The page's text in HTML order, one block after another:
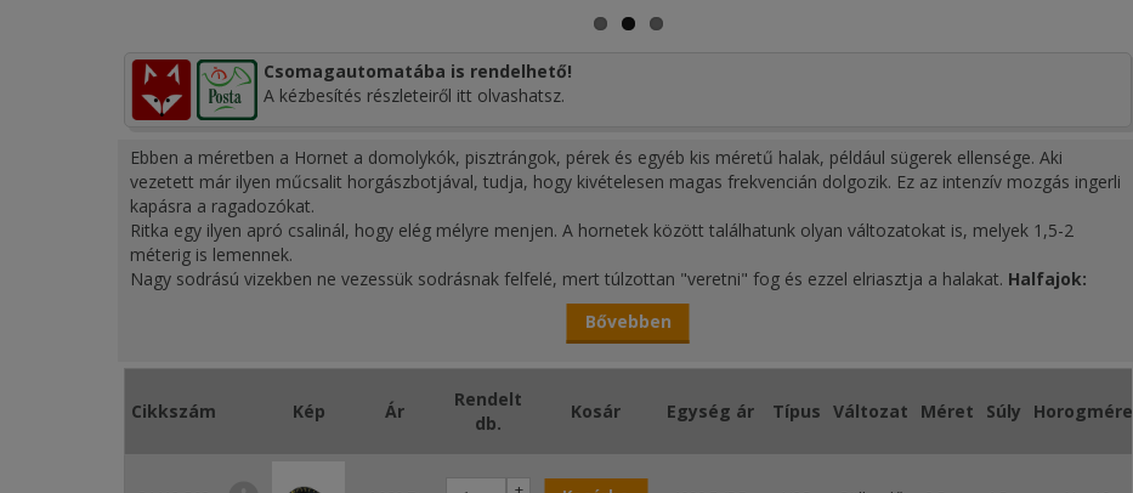
Csomagautomatába is rendelhető!
A kézbesítés részleteiről itt olvashatsz.
Ebben a méretben a Hornet a domolykók, pisztrángok, pérek és egyéb kis méretű halak, például sügerek ellensége. Aki
vezetett már ilyen műcsalit horgászbotjával, tudja, hogy kivételesen magas frekvencián dolgozik. Ez az intenzív mozgás ingerli
kapásra a ragadozókat.
Ritka egy ilyen apró csalinál, hogy elég mélyre menjen. A hornetek között találhatunk olyan változatokat is, melyek 1,5-2
méterig is lemennek.
Nagy sodrású vizekben ne vezessük sodrásnak felfelé, mert túlzottan "veretni" fog és ezzel elriasztja a halakat. Halfajok:
Speciális helyek, szituációk:
Bővebben
Cikkszám Kép Ár
Rendelt
db.
Kosár Egység ár Típus Változat Méret Súly Horogméret